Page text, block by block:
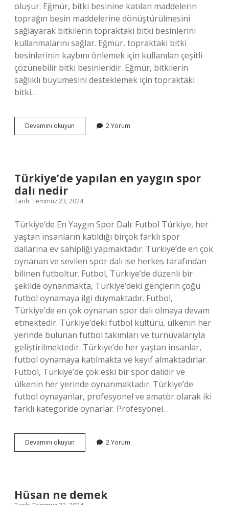
oluşur. Eğmür, bitki besinine katılan maddelerin
toprağın besin maddelerine dönüştürülmesini
sağlayarak bitkilerin topraktaki bitki besinlerini
kullanmalarını sağlar. Eğmür, topraktaki bitki
besinlerinin kaybını önlemek için kullanılan çeşitli
çözünebilir bitki besinleridir. Eğmür, bitkilerin
sağlıklı büyümesini desteklemek için topraktaki
bitki…
Devamını okuyun
ne
2 Yorum
Türkiye’de yapılan en yaygın spor
dalı nedir
Tarih: Temmuz 23, 2024
Türkiye’de En Yaygın Spor Dalı: Futbol Türkiye, her
yaştan insanların katıldığı birçok farklı spor
dallarına ev sahipliği yapmaktadır. Türkiye’de en çok
oynanan ve sevilen spor dalı ise herkes tarafından
bilinen futboltur. Futbol, Türkiye’de düzenli bir
şekilde oynanmakta, Türkiye’deki gençlerin çoğu
futbol oynamaya ilgi duymaktadır. Futbol,
Türkiye’de en çok oynanan spor dalı olmaya devam
etmektedir. Türkiye’deki futbol kültürü, ülkenin her
yerinde bulunan futbol takımları ve turnuvalarıyla
geliştirilmektedir. Türkiye’de her yaştan insanlar,
futbol oynamaya katılmakta ve keyif almaktadırlar.
Futbol, Türkiye’de çok eski bir spor dalıdır ve
ülkenin her yerinde oynanmaktadır. Türkiye’de
futbol oynayanlar, profesyonel ve amatör olarak iki
farklı kategoride oynarlar. Profesyonel…
Devamını okuyun Türkiye’de
yapılan
nedir
2 Yorum
Hüsan ne demek